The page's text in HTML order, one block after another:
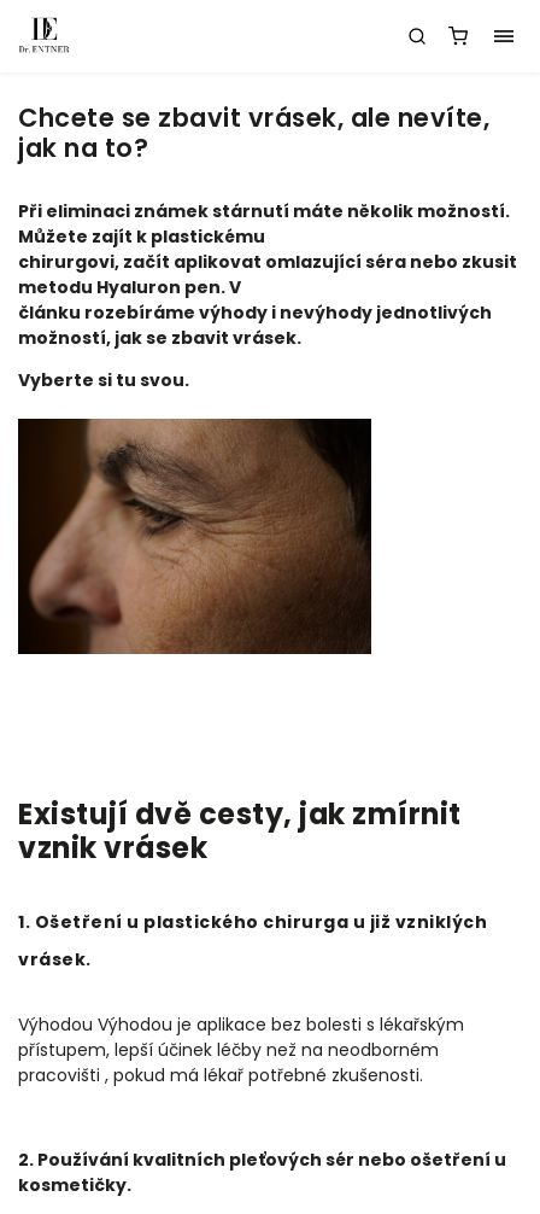
Chcete se zbavit vrásek, ale nevíte,
jak na to?
Při eliminaci známek stárnutí máte několik možností.
Můžete zajít k plastickému
chirurgovi, začít aplikovat omlazující séra nebo zkusit
metodu Hyaluron pen. V
článku rozebíráme výhody i nevýhody jednotlivých
možností, jak se zbavit vrásek.
Vyberte si tu svou.
Existují dvě cesty, jak zmírnit
vznik vrásek
1. Ošetření u plastického chirurga u již vzniklých
vrásek.
Výhodou Výhodou je aplikace bez bolesti s lékařským
přístupem, lepší účinek léčby než na neodborném
pracovišti , pokud má lékař potřebné zkušenosti.
2. Používání kvalitních pleťových sér nebo ošetření u
kosmetičky.